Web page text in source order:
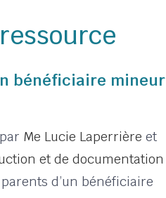
bénéficiaire mineur
Me Lucie Laperrière et
et de documentation
d’un bénéficiaire